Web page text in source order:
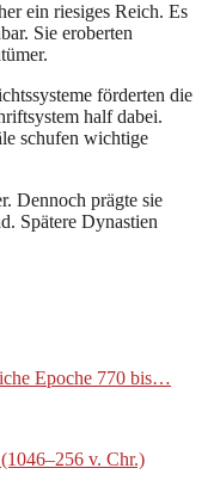
ein riesiges Reich. Es
Sie eroberten
förderten die
half dabei.
schufen wichtige
Dennoch prägte sie
Spätere Dynastien
Epoche 770 bis…
v. Chr.)